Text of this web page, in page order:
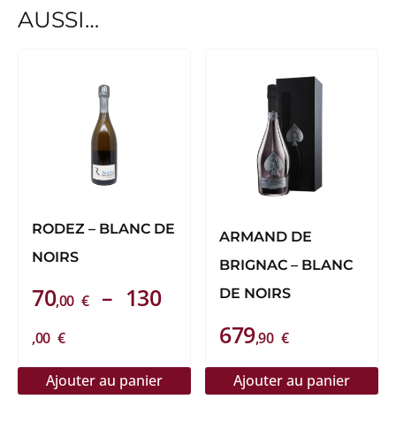
AUSSI…
RODEZ – BLANC DE
NOIRS
70,00 € – 130
,00 €Plage
de
Ajouter au panier
peuvent
être
sur
page
du
produit
ARMAND DE
BRIGNAC – BLANC
DE NOIRS
679,90 €
Ajouter au panier